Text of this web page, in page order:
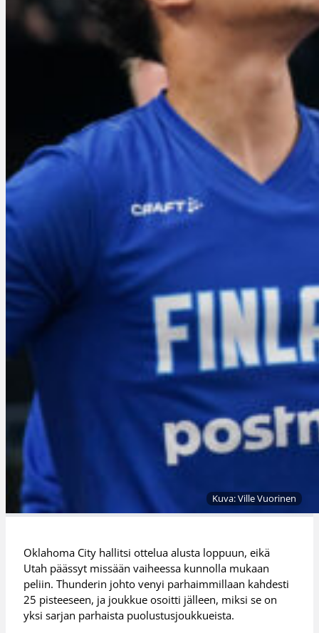
Kuva: Ville Vuorinen
Oklahoma City hallitsi ottelua alusta loppuun, eikä
Utah päässyt missään vaiheessa kunnolla mukaan
peliin. Thunderin johto venyi parhaimmillaan kahdesti
25 pisteeseen, ja joukkue osoitti jälleen, miksi se on
yksi sarjan parhaista puolustusjoukkueista.